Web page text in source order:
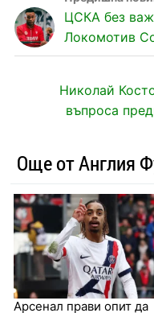
ЦСКА без
Локомотив
Николай
въпроса
Още от Англия
Арсенал прави опит да